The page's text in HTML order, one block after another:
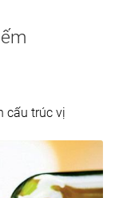
cấu trúc vị